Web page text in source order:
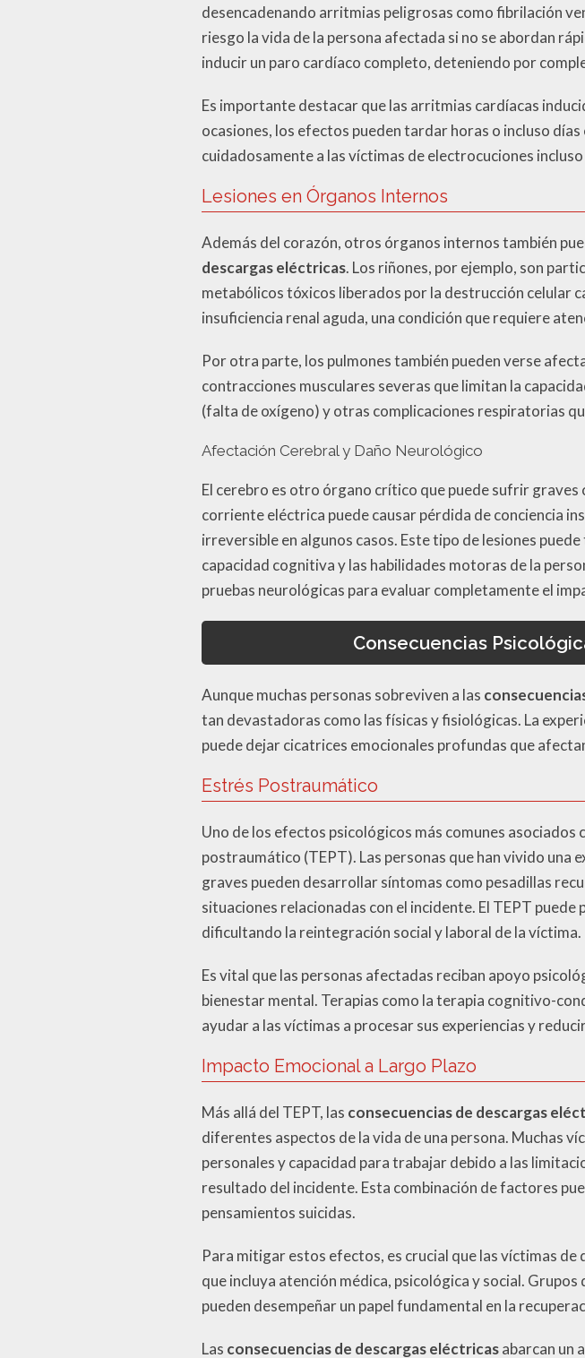
desencadenando arritmias peligrosas como fibrilación
riesgo la vida de la persona afectada si no se abordan
inducir un paro cardíaco completo, deteniendo por
Es importante destacar que las arritmias cardíacas
ocasiones, los efectos pueden tardar horas o incluso
cuidadosamente a las víctimas de electrocuciones
Lesiones en Órganos Internos
Además del corazón, otros órganos internos también
descargas eléctricas. Los riñones, por ejemplo, son
metabólicos tóxicos liberados por la destrucción celular
insuficiencia renal aguda, una condición que requiere
Por otra parte, los pulmones también pueden verse
contracciones musculares severas que limitan la
(falta de oxígeno) y otras complicaciones respiratorias
Afectación Cerebral y Daño Neurológico
El cerebro es otro órgano crítico que puede sufrir graves
corriente eléctrica puede causar pérdida de conciencia
irreversible en algunos casos. Este tipo de lesiones
capacidad cognitiva y las habilidades motoras de la
pruebas neurológicas para evaluar completamente el
Consecuencias
Aunque muchas personas sobreviven a las
tan devastadoras como las físicas y fisiológicas. La
puede dejar cicatrices emocionales profundas que
Estrés Postraumático
Uno de los efectos psicológicos más comunes
postraumático (TEPT). Las personas que han vivido una
graves pueden desarrollar síntomas como pesadillas
situaciones relacionadas con el incidente. El TEPT
dificultando la reintegración social y laboral de la víctima.
Es vital que las personas afectadas reciban apoyo
bienestar mental. Terapias como la terapia cognitivo-
ayudar a las víctimas a procesar sus experiencias y
Impacto Emocional a Largo Plazo
Más allá del TEPT, las consecuencias de descargas
diferentes aspectos de la vida de una persona. Muchas
personales y capacidad para trabajar debido a las
resultado del incidente. Esta combinación de factores
pensamientos suicidas.
Para mitigar estos efectos, es crucial que las víctimas
que incluya atención médica, psicológica y social.
pueden desempeñar un papel fundamental en la
Las consecuencias de descargas eléctricasabarcan un